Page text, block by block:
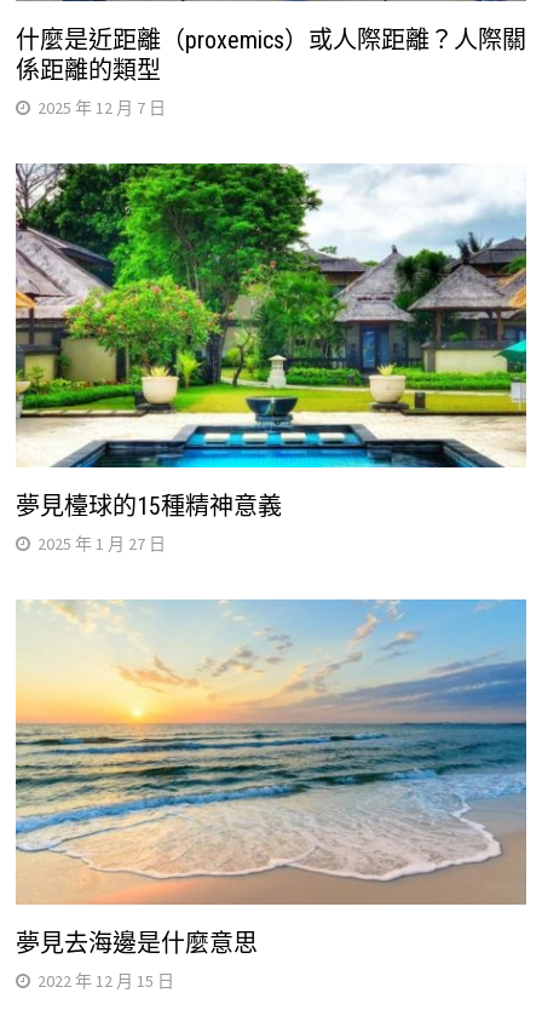
什麼是近距離（proxemics）或人際距離？人際關
係距離的類型
2025 年 12 月 7 日
夢見檯球的15種精神意義
2025 年 1 月 27 日
夢見去海邊是什麼意思
2022 年 12 月 15 日